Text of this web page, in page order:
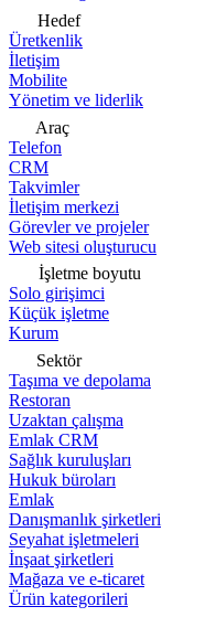
Hedef
Üretkenlik
İletişim
Mobilite
Yönetim ve liderlik
Araç
Telefon
CRM
Takvimler
İletişim merkezi
Görevler ve projeler
Web sitesi oluşturucu
İşletme boyutu
Solo girişimci
Küçük işletme
Kurum
Sektör
Taşıma ve depolama
Restoran
Uzaktan çalışma
Emlak CRM
Sağlık kuruluşları
Hukuk büroları
Emlak
Danışmanlık şirketleri
Seyahat işletmeleri
İnşaat şirketleri
Mağaza ve e-ticaret
Ürün kategorileri